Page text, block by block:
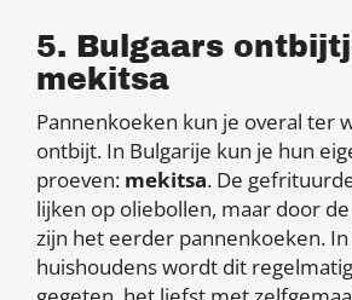
5. Bulgaars
mekitsa
Pannenkoeken kun je overal ter
ontbijt. In Bulgarije kun je hun
proeven: mekitsa. De
lijken op oliebollen, maar door
zijn het eerder pannenkoeken. In
huishoudens wordt dit